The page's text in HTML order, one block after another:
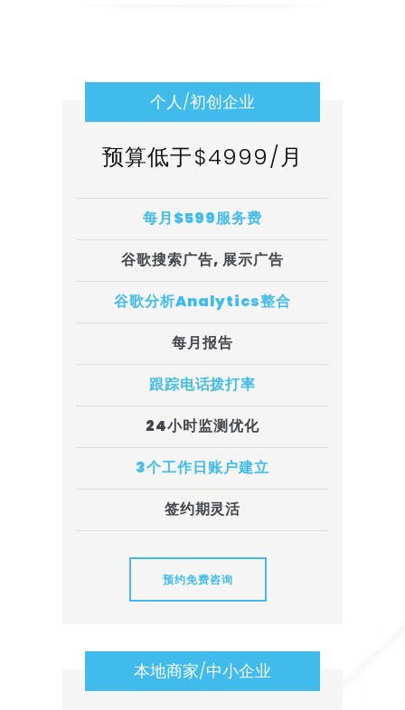
个人/初创企业
预算低于$4999/月
每月$599服务费
谷歌搜索广告, 展示广告
谷歌分析Analytics整合
每月报告
跟踪电话拨打率
24小时监测优化
3个工作日账户建立
签约期灵活
预约免费咨询
本地商家/中小企业